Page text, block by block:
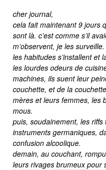
cher journal,
cela fait maintenant 9 jours
sont là. c’est comme s’il
m’observent, je les
les habitudes s’installent et
les lourdes odeurs de
machines, ils suent leur
couchette, et de la
mères et leurs femmes, les
mous.
puis, soudainement, les
instruments germaniques,
confusion alcoolique.
demain, au couchant,
leurs rivages brumeux pour